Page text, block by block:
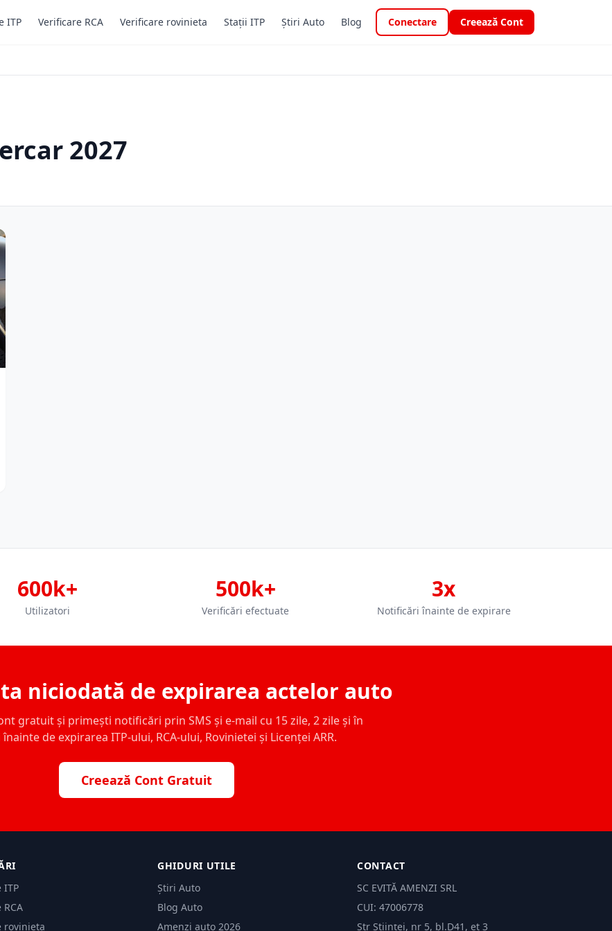
ITP Verificare RCA Verificare rovinieta Stații ITP Știri Auto Blog Conectare Creează Cont
2027
600k+
Utilizatori
500k+
Verificări efectuate
3x
Notificări înainte de expirare
niciodată de expirarea actelor auto
gratuit și primești notificări prin SMS și e-mail cu 15 zile, 2 zile și în
de expirarea ITP-ului, RCA-ului, Rovinietei și Licenței ARR.
Creează Cont Gratuit
ITP
rovinieta
GHIDURI UTILE
Știri Auto
Blog Auto
Amenzi auto 2026
CONTACT
SC EVITĂ AMENZI SRL
CUI: 47006778
Str Științei, nr 5, bl.D41, et 3